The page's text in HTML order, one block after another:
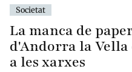
Societat
La manca de
d'Andorra la
a les xarxes